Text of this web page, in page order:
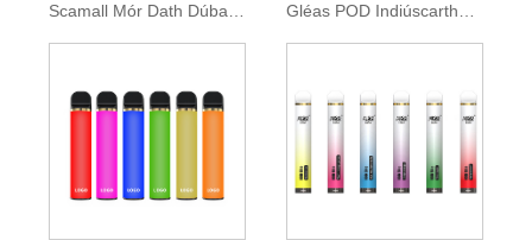
Scamall Mór Dath Dúbailte Vape Indiúscartha 2000 Clúimh Gléas POD Indiúscartha Clúimh OEM 1800